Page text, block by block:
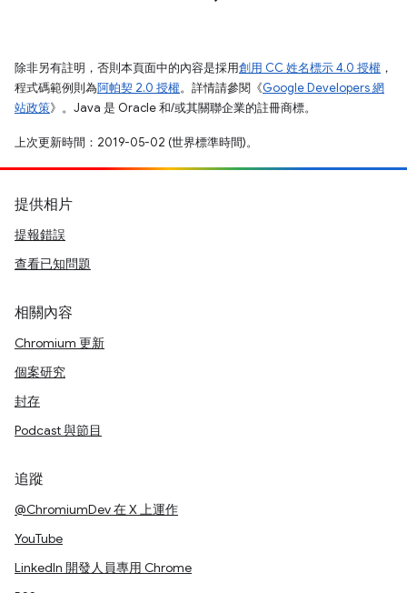
除非另有註明，否則本頁面中的內容是採用創用 CC 姓名標示 4.0 授權 ，
程式碼範例則為阿帕契 2.0 授權。詳情請參閱《Google Developers 網
站政策》。Java 是 Oracle 和/或其關聯企業的註冊商標。
上次更新時間：2019-05-02 (世界標準時間)。
提供相片
提報錯誤
查看已知問題
相關內容
Chromium 更新
個案研究
封存
Podcast 與節目
追蹤
@ChromiumDev 在 X 上運作
YouTube
LinkedIn 開發人員專用 Chrome